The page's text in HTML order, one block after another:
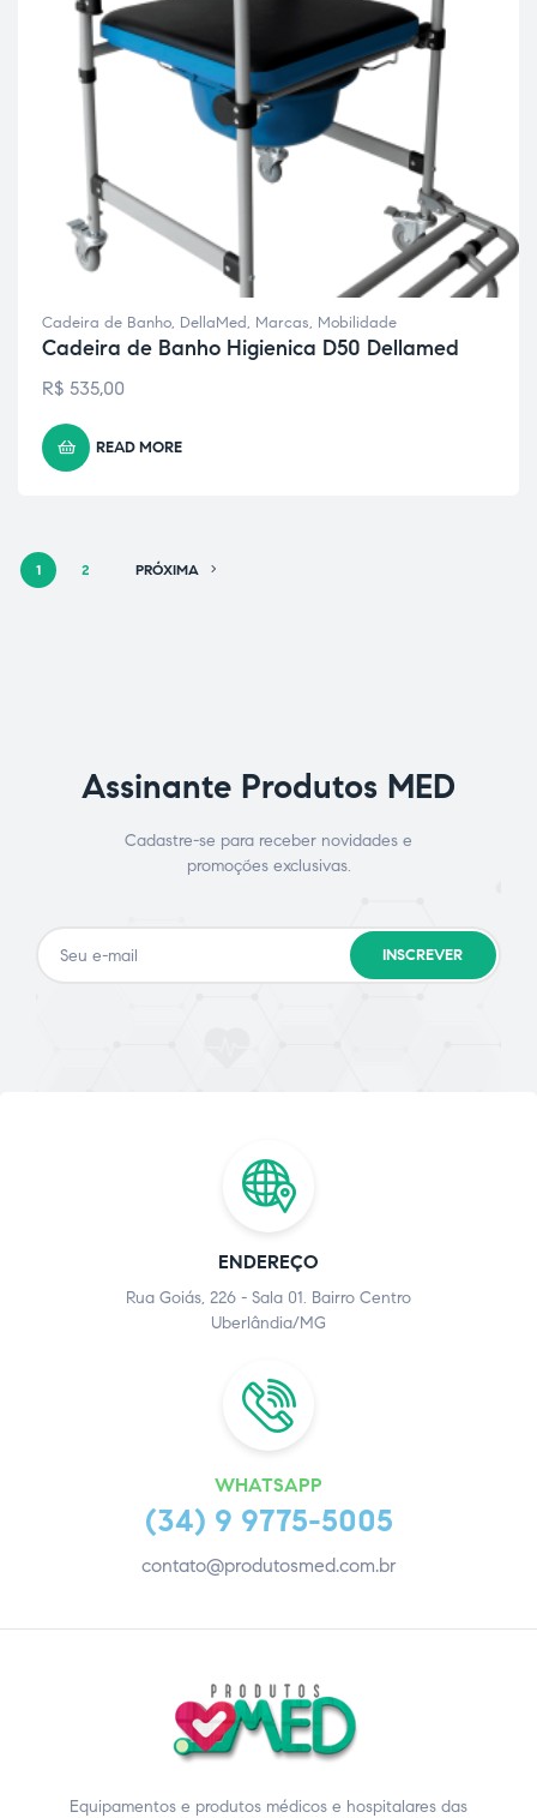
Cadeira de Banho, DellaMed, Marcas, Mobilidade
Cadeira de Banho Higienica D50 Dellamed
R$ 535,00
READ MORE
1 2 PRÓXIMA
Assinante Produtos MED
Cadastre-se para receber novidades e
promoções exclusivas.
INSCREVER
ENDEREÇO
Rua Goiás, 226 - Sala 01. Bairro Centro
Uberlândia/MG
WHATSAPP
(34) 9 9775-5005
contato@produtosmed.com.br
Equipamentos e produtos médicos e hospitalares das